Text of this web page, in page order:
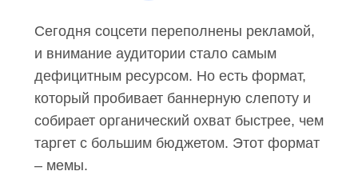
Сегодня соцсети переполнены рекламой,
и внимание аудитории стало самым
дефицитным ресурсом. Но есть формат,
который пробивает баннерную слепоту и
собирает органический охват быстрее, чем
таргет с большим бюджетом. Этот формат
– мемы.